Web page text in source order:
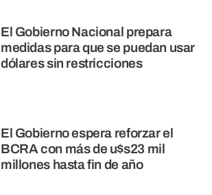
El Gobierno Nacional prepara
medidas para que se puedan usar
dólares sin restricciones
El Gobierno espera reforzar el
BCRA con más de u$s23 mil
millones hasta fin de año